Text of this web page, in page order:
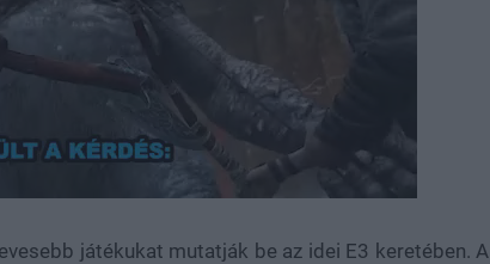
játékukat mutatják be az idei E3 keretében. A